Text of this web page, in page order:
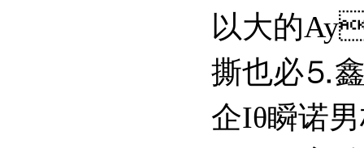
以大的Ay
撕也必⒌鑫
企Iθ瞬诺